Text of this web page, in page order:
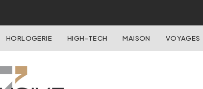
HORLOGERIE HIGH-TECH MAISON VOYAGES